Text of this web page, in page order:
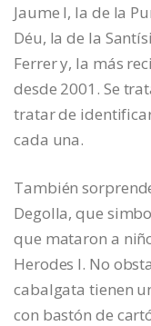
Jaume I, la de la
Déu, la de la
Ferrer y, la más
desde 2001. Se
tratar de
cada una.
También
Degolla, que
que mataron a
Herodes I. No
cabalgata tienen
con bastón de